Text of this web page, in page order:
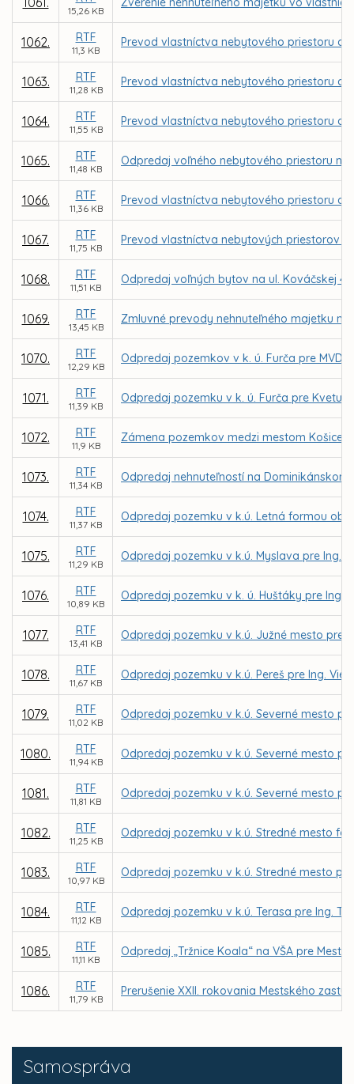
Samospráva
15,26 KB
1062. RTF
11,3 KB
Prevod vlastníctva nebytového priestoru a
1063. RTF
11,28 KB
Prevod vlastníctva nebytového priestoru a
1064. RTF
11,55 KB
Prevod vlastníctva nebytového priestoru a
1065. RTF
11,48 KB
Odpredaj voľného nebytového priestoru na
1066. RTF
11,36 KB
Prevod vlastníctva nebytového priestoru a
1067. RTF
11,75 KB
Prevod vlastníctva nebytových priestorov
1068. RTF
11,51 KB
Odpredaj voľných bytov na ul. Kováčskej
1069. RTF
13,45 KB
Zmluvné prevody nehnuteľného majetku
1070. RTF
12,29 KB
Odpredaj pozemkov v k. ú. Furča pre
1071. RTF
11,39 KB
Odpredaj pozemku v k. ú. Furča pre Kvetu
1072. RTF
11,9 KB
Zámena pozemkov medzi mestom Košice
1073. RTF
11,34 KB
Odpredaj nehnuteľností na Dominikánskom
1074. RTF
11,37 KB
Odpredaj pozemku v k.ú. Letná formou
1075. RTF
11,29 KB
Odpredaj pozemku v k.ú. Myslava pre Ing.
1076. RTF
10,89 KB
Odpredaj pozemku v k. ú. Huštáky pre Ing.
1077. RTF
13,41 KB
Odpredaj pozemku v k.ú. Južné mesto pre
1078. RTF
11,67 KB
Odpredaj pozemku v k.ú. Pereš pre Ing.
1079. RTF
11,02 KB
Odpredaj pozemku v k.ú. Severné mesto pre
1080. RTF
11,94 KB
Odpredaj pozemku v k.ú. Severné mesto
1081. RTF
11,81 KB
Odpredaj pozemku v k.ú. Severné mesto
1082. RTF
11,25 KB
Odpredaj pozemku v k.ú. Stredné mesto
1083. RTF
10,97 KB
Odpredaj pozemku v k.ú. Stredné mesto
1084. RTF
11,12 KB
Odpredaj pozemku v k.ú. Terasa pre Ing.
1085. RTF
11,11 KB
Odpredaj „Tržnice Koala“ na VŠA pre
1086. RTF
11,79 KB
Prerušenie XXII. rokovania Mestského